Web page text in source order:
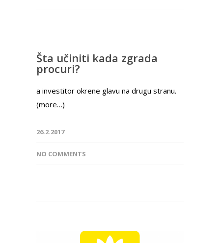
Šta učiniti kada zgrada
procuri?
a investitor okrene glavu na drugu stranu.
(more…)
26.2.2017
NO COMMENTS